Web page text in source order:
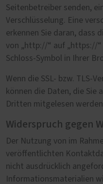
Seitenbetreiber senden,
Verschlüsselung. Eine
erkennen Sie daran, dass
von „http://“ auf „https://
Schloss-Symbol in Ihrer
Wenn die SSL- bzw. TLS-
können die Daten, die Sie
Dritten mitgelesen
Widerspruch gegen
Der Nutzung von im
veröffentlichten
nicht ausdrücklich
Informationsmaterialien